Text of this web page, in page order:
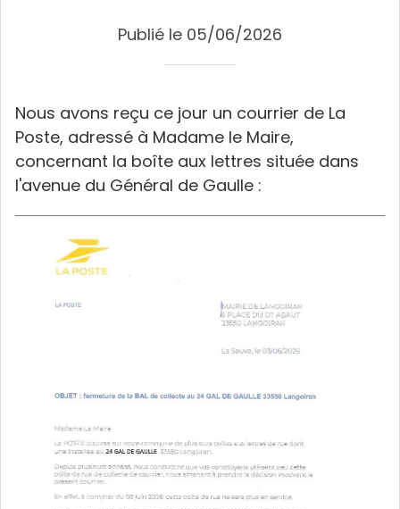
Publié le 05/06/2026
Nous avons reçu ce jour un courrier de La
Poste, adressé à Madame le Maire,
concernant la boîte aux lettres située dans
l'avenue du Général de Gaulle :